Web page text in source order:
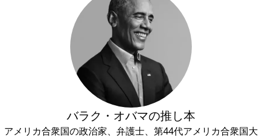
バラク・オバマの推し本
アメリカ合衆国の政治家、弁護士、第44代アメリカ合衆国大